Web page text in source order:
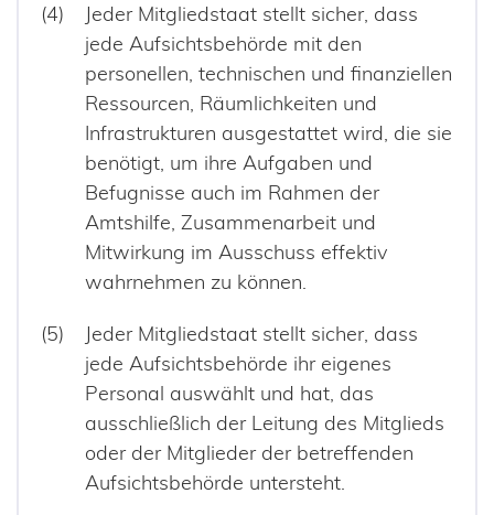
Jeder Mitgliedstaat stellt sicher, dass
jede Aufsichtsbehörde mit den
personellen, technischen und finanziellen
Ressourcen, Räumlichkeiten und
Infrastrukturen ausgestattet wird, die sie
benötigt, um ihre Aufgaben und
Befugnisse auch im Rahmen der
Amtshilfe, Zusammenarbeit und
Mitwirkung im Ausschuss effektiv
wahrnehmen zu können.
Jeder Mitgliedstaat stellt sicher, dass
jede Aufsichtsbehörde ihr eigenes
Personal auswählt und hat, das
ausschließlich der Leitung des Mitglieds
oder der Mitglieder der betreffenden
Aufsichtsbehörde untersteht.